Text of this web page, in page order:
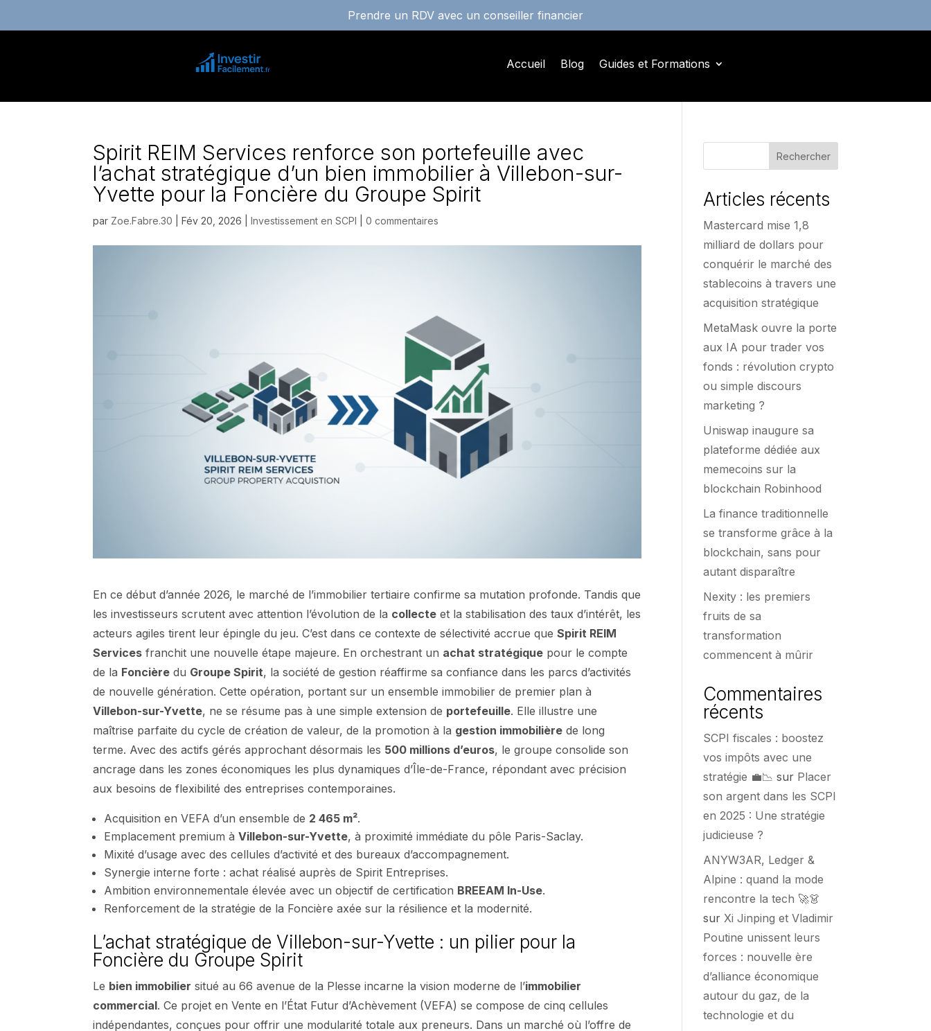
Prendre un RDV avec un conseiller financier
Accueil Blog Guides et Formations
Spirit REIM Services renforce son portefeuille avec
l’achat stratégique d’un bien immobilier à Villebon-sur-
Yvette pour la Foncière du Groupe Spirit
par Zoe.Fabre.30 |Fév 20, 2026 |Investissement en SCPI |0 commentaires
En ce début d’année 2026, le marché de l’immobilier tertiaire confirme sa mutation profonde. Tandis que
les investisseurs scrutent avec attention l’évolution de la collecte et la stabilisation des taux d’intérêt, les
acteurs agiles tirent leur épingle du jeu. C’est dans ce contexte de sélectivité accrue queSpirit REIM
Services franchit une nouvelle étape majeure. En orchestrant un achat stratégique pour le compte
de la Foncière du Groupe Spirit, la société de gestion réaffirme sa confiance dans les parcs d’activités
de nouvelle génération. Cette opération, portant sur un ensemble immobilier de premier plan à
Villebon-sur-Yvette, ne se résume pas à une simple extension de portefeuille. Elle illustre une
maîtrise parfaite du cycle de création de valeur, de la promotion à la gestion immobilière de long
terme. Avec des actifs gérés approchant désormais les 500 millions d’euros, le groupe consolide son
ancrage dans les zones économiques les plus dynamiques d’Île-de-France, répondant avec précision
aux besoins de flexibilité des entreprises contemporaines.
Acquisition en VEFA d’un ensemble de 2 465 m².
Emplacement premium àVillebon-sur-Yvette, à proximité immédiate du pôle Paris-Saclay.
Mixité d’usage avec des cellules d’activité et des bureaux d’accompagnement.
Synergie interne forte : achat réalisé auprès de Spirit Entreprises.
Ambition environnementale élevée avec un objectif de certification BREEAM In-Use.
Renforcement de la stratégie de la Foncière axée sur la résilience et la modernité.
L’achat stratégique de Villebon-sur-Yvette : un pilier pour la
Foncière du Groupe Spirit
Le bien immobilier situé au 66 avenue de la Plesse incarne la vision moderne de l’immobilier
commercial. Ce projet en Vente en l’État Futur d’Achèvement (VEFA) se compose de cinq cellules
indépendantes, conçues pour offrir une modularité totale aux preneurs. Dans un marché où l’offre de
Rechercher
Articles récents
Mastercard mise 1,8
milliard de dollars pour
conquérir le marché des
stablecoins à travers une
acquisition stratégique
MetaMask ouvre la porte
aux IA pour trader vos
fonds : révolution crypto
ou simple discours
marketing ?
Uniswap inaugure sa
plateforme dédiée aux
memecoins sur la
blockchain Robinhood
La finance traditionnelle
se transforme grâce à la
blockchain, sans pour
autant disparaître
Nexity : les premiers
fruits de sa
transformation
commencent à mûrir
Commentaires
récents
SCPI fiscales : boostez
vos impôts avec une
stratégie 💼📉 sur Placer
son argent dans les SCPI
en 2025 : Une stratégie
judicieuse ?
ANYW3AR, Ledger &
Alpine : quand la mode
rencontre la tech 🚀👗
surXi Jinping et Vladimir
Poutine unissent leurs
forces : nouvelle ère
d’alliance économique
autour du gaz, de la
technologie et du